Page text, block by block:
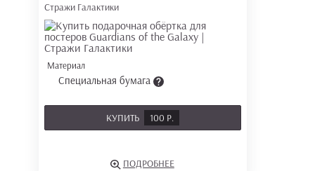
Стражи Галактики
Материал
Специальная бумага
КУПИТЬ 100 Р.
ПОДРОБНЕЕ